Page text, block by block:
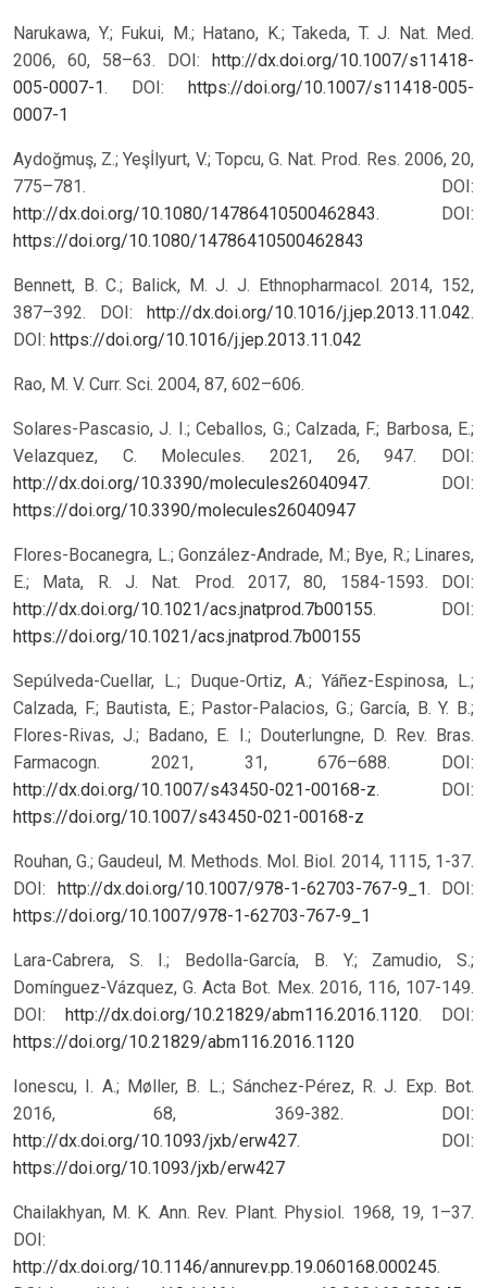
Narukawa, Y.; Fukui, M.; Hatano, K.; Takeda, T. J. Nat. Med.
2006, 60, 58–63. DOI: http://dx.doi.org/10.1007/s11418-
005-0007-1. DOI: https://doi.org/10.1007/s11418-005-
0007-1
Aydoğmuş, Z.; Yeşİlyurt, V.; Topcu, G. Nat. Prod. Res. 2006, 20,
775–781. DOI:
http://dx.doi.org/10.1080/14786410500462843. DOI:
https://doi.org/10.1080/14786410500462843
Bennett, B. C.; Balick, M. J. J. Ethnopharmacol. 2014, 152,
387–392. DOI: http://dx.doi.org/10.1016/j.jep.2013.11.042.
DOI: https://doi.org/10.1016/j.jep.2013.11.042
Rao, M. V. Curr. Sci. 2004, 87, 602–606.
Solares-Pascasio, J. I.; Ceballos, G.; Calzada, F.; Barbosa, E.;
Velazquez, C. Molecules. 2021, 26, 947. DOI:
http://dx.doi.org/10.3390/molecules26040947. DOI:
https://doi.org/10.3390/molecules26040947
Flores-Bocanegra, L.; González-Andrade, M.; Bye, R.; Linares,
E.; Mata, R. J. Nat. Prod. 2017, 80, 1584-1593. DOI:
http://dx.doi.org/10.1021/acs.jnatprod.7b00155. DOI:
https://doi.org/10.1021/acs.jnatprod.7b00155
Sepúlveda-Cuellar, L.; Duque-Ortiz, A.; Yáñez-Espinosa, L.;
Calzada, F.; Bautista, E.; Pastor-Palacios, G.; García, B. Y. B.;
Flores-Rivas, J.; Badano, E. I.; Douterlungne, D. Rev. Bras.
Farmacogn. 2021, 31, 676–688. DOI:
http://dx.doi.org/10.1007/s43450-021-00168-z. DOI:
https://doi.org/10.1007/s43450-021-00168-z
Rouhan, G.; Gaudeul, M. Methods. Mol. Biol. 2014, 1115, 1-37.
DOI: http://dx.doi.org/10.1007/978-1-62703-767-9_1. DOI:
https://doi.org/10.1007/978-1-62703-767-9_1
Lara-Cabrera, S. I.; Bedolla-García, B. Y.; Zamudio, S.;
Domínguez-Vázquez, G. Acta Bot. Mex. 2016, 116, 107-149.
DOI: http://dx.doi.org/10.21829/abm116.2016.1120. DOI:
https://doi.org/10.21829/abm116.2016.1120
Ionescu, I. A.; Møller, B. L.; Sánchez-Pérez, R. J. Exp. Bot.
2016, 68, 369-382. DOI:
http://dx.doi.org/10.1093/jxb/erw427. DOI:
https://doi.org/10.1093/jxb/erw427
Chailakhyan, M. K. Ann. Rev. Plant. Physiol. 1968, 19, 1–37.
DOI:
http://dx.doi.org/10.1146/annurev.pp.19.060168.000245.